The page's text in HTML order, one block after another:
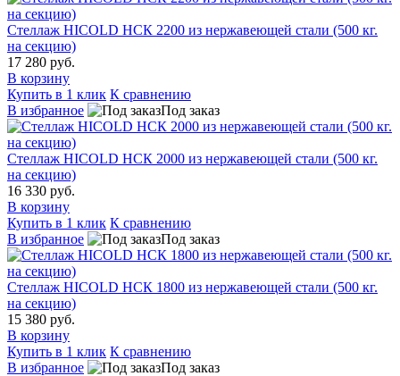
Стеллаж HICOLD НСК 2200 из нержавеющей стали (500 кг.
на секцию)
17 280 руб.
В корзину
Купить в 1 клик К сравнению
В избранное
Под заказ
Стеллаж HICOLD НСК 2000 из нержавеющей стали (500 кг.
на секцию)
16 330 руб.
В корзину
Купить в 1 клик К сравнению
В избранное
Под заказ
Стеллаж HICOLD НСК 1800 из нержавеющей стали (500 кг.
на секцию)
15 380 руб.
В корзину
Купить в 1 клик К сравнению
В избранное
Под заказ